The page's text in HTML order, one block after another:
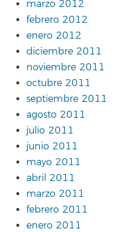
marzo 2012
febrero 2012
enero 2012
diciembre 2011
noviembre 2011
octubre 2011
septiembre 2011
agosto 2011
julio 2011
junio 2011
mayo 2011
abril 2011
marzo 2011
febrero 2011
enero 2011